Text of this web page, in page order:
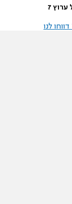
7
לנו